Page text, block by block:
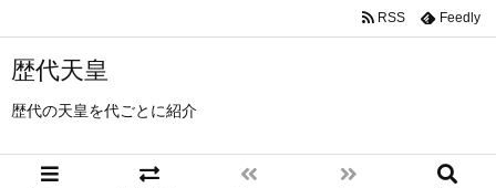
歴代天皇
歴代の天皇を代ごとに紹介
RSS Feedly